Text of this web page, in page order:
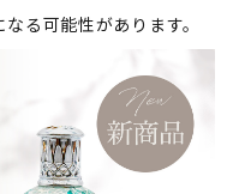
る可能性があります。